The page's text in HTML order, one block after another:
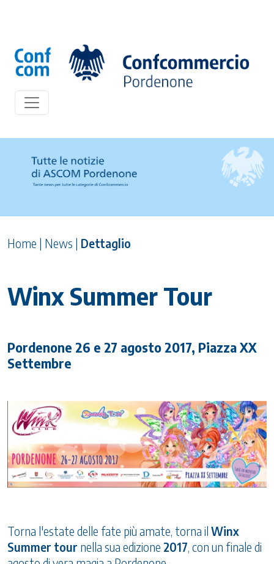
Home | News | Dettaglio
Winx Summer Tour
Pordenone 26 e 27 agosto 2017, Piazza XX
Settembre
Torna l'estate delle fate più amate, torna il Winx
Summer tour nella sua edizione 2017, con un finale di